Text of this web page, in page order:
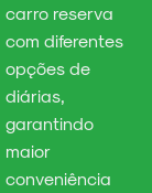
carro reserva
com diferentes
opções de
diárias,
garantindo
maior
conveniência